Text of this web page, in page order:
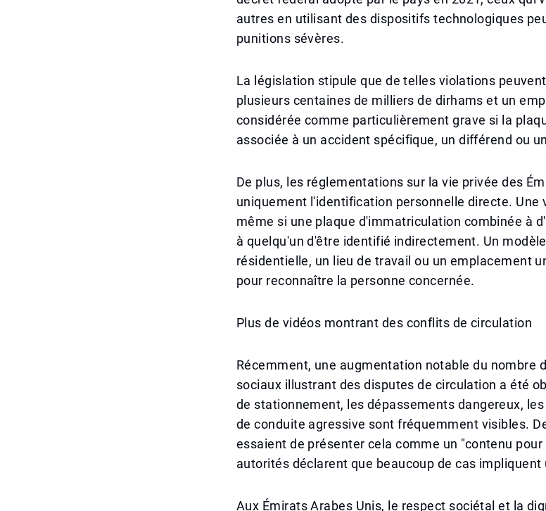
autres en utilisant des dispositifs technologiques
punitions sévères.
La législation stipule que de telles violations
plusieurs centaines de milliers de dirhams et un
considérée comme particulièrement grave si la
associée à un accident spécifique, un différend ou
De plus, les réglementations sur la vie privée des
uniquement l'identification personnelle directe. Une
même si une plaque d'immatriculation combinée à
à quelqu'un d'être identifié indirectement. Un
résidentielle, un lieu de travail ou un emplacement
pour reconnaître la personne concernée.
Plus de vidéos montrant des conflits de circulation
Récemment, une augmentation notable du nombre
sociaux illustrant des disputes de circulation a été
de stationnement, les dépassements dangereux,
de conduite agressive sont fréquemment visibles.
essaient de présenter cela comme un "contenu
autorités déclarent que beaucoup de cas
Aux Émirats Arabes Unis, le respect sociétal et la